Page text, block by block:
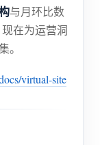
与月环比数
在为运营洞
。
virtual-site